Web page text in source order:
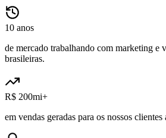
10 anos
de mercado trabalhando com marketing e
brasileiras.
R$ 200mi+
em vendas geradas para os nossos